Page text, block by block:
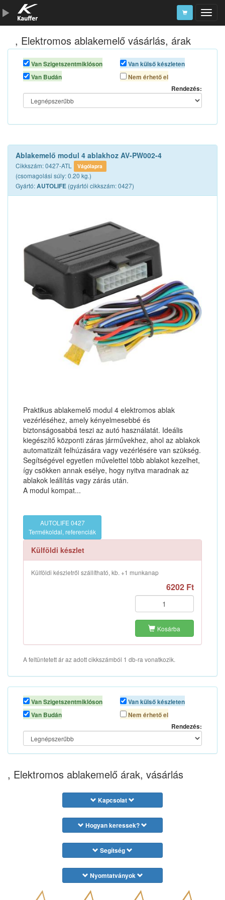
Szerszámkatalógus
Kosár
Alkatrészek
, Elektromos ablakemelő vásárlás, árak
Van Szigetszentmiklóson
Van Budán
Van külső készleten
Nem érhető el
Rendezés:
Ablakemelő modul 4 ablakhoz AV-PW002-4
Cikkszám: 0427-ATL Vágólapra
(csomagolási súly: 0.20 kg.)
Gyártó:AUTOLIFE (gyártói cikkszám: 0427)
Praktikus ablakemelő modul 4 elektromos ablak
vezérléséhez, amely kényelmesebbé és
biztonságosabbá teszi az autó használatát. Ideális
kiegészítő központi záras járművekhez, ahol az ablakok
automatizált felhúzására vagy vezérlésére van szükség.
Segítségével egyetlen művelettel több ablakot kezelhet,
így csökken annak esélye, hogy nyitva maradnak az
ablakok leállítás vagy zárás után.
A modul kompat...
AUTOLIFE 0427
Termékoldal, referenciák
Külföldi készlet
Külföldi készletről szállítható, kb. +1 munkanap
6202 Ft
Kosárba
A feltüntetett ár az adott cikkszámból 1 db-ra vonatkozik.
Van Szigetszentmiklóson
Van Budán
Van külső készleten
Nem érhető el
Rendezés:
, Elektromos ablakemelő árak, vásárlás
Kapcsolat
Hogyan keressek?
Segítség
Nyomtatványok